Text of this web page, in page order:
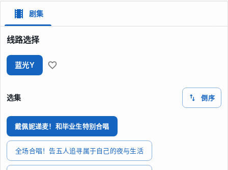
剧集
线路选择
蓝光Y
选集 倒序
戴佩妮递麦！和毕业生特别合唱
全场合唱！告五人追寻属于自己的夜与生活